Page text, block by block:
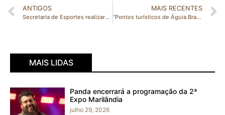
ANTIGOS
Secretaria de Esportes realizará o Quadrangular Masculino de vôlei e o Triangular Feminino de Vôlei neste domingo em Nova Venécia
MAIS RECENTES
“Pontos turísticos de Águia Branca recebe visita de incentivadores do esporte de aventura e futura Rampa de Voo Livre impressiona”
MAIS LIDAS
Panda encerrará a programação da 2ª
Expo Marilândia
julho 29, 2026